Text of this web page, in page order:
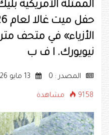
الممثلة الأمريكية
الأزياء» في متحف
نيويورك. ا ف ب
المصدر : 0
9158 مشاهدة